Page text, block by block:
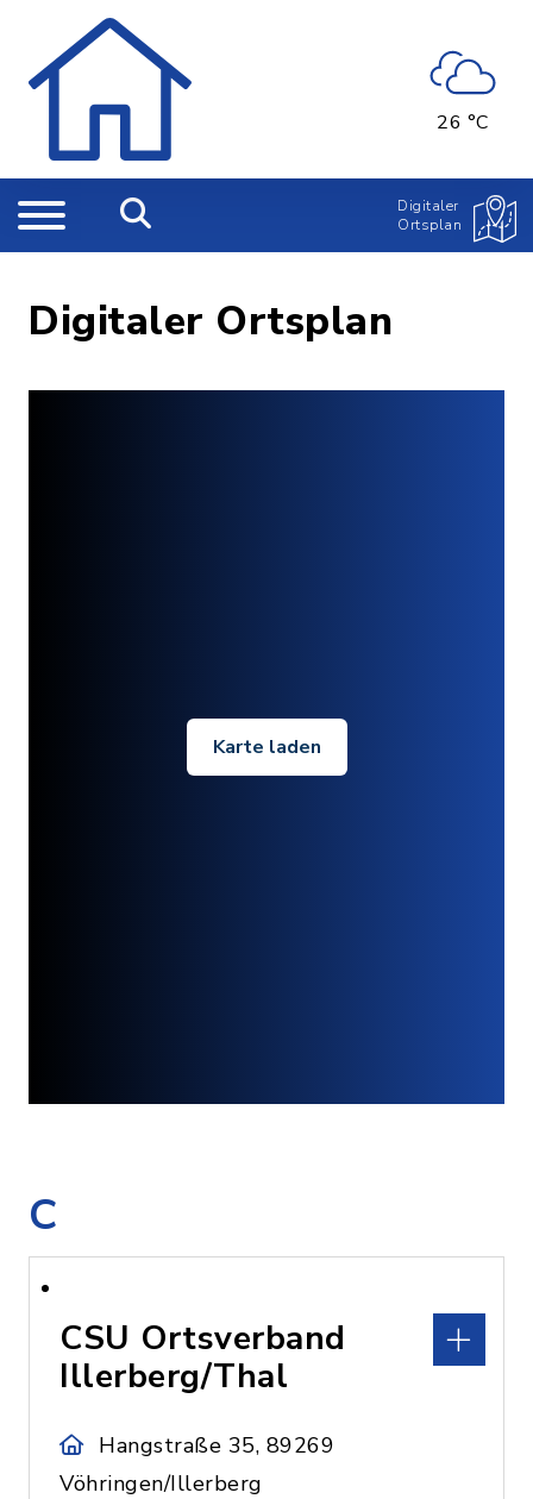
26 °C
Digitaler
Ortsplan
Digitaler Ortsplan
Karte laden
C
CSU Ortsverband
Illerberg/Thal
Hangstraße 35, 89269
Vöhringen/Illerberg